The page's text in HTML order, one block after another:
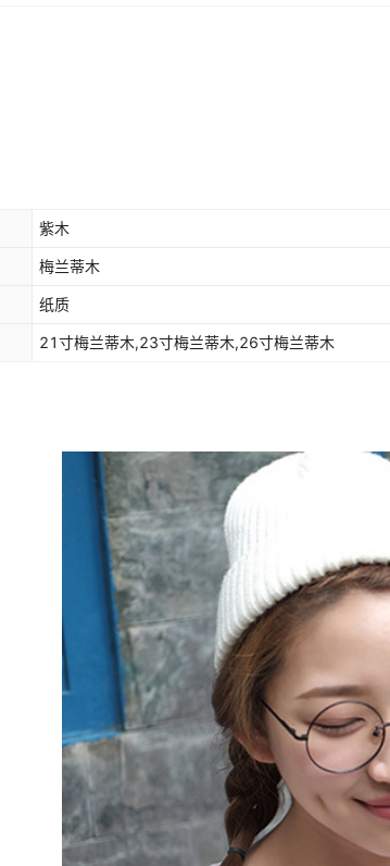
紫木
梅兰蒂木
纸质
21寸梅兰蒂木,23寸梅兰蒂木,26寸梅兰蒂木